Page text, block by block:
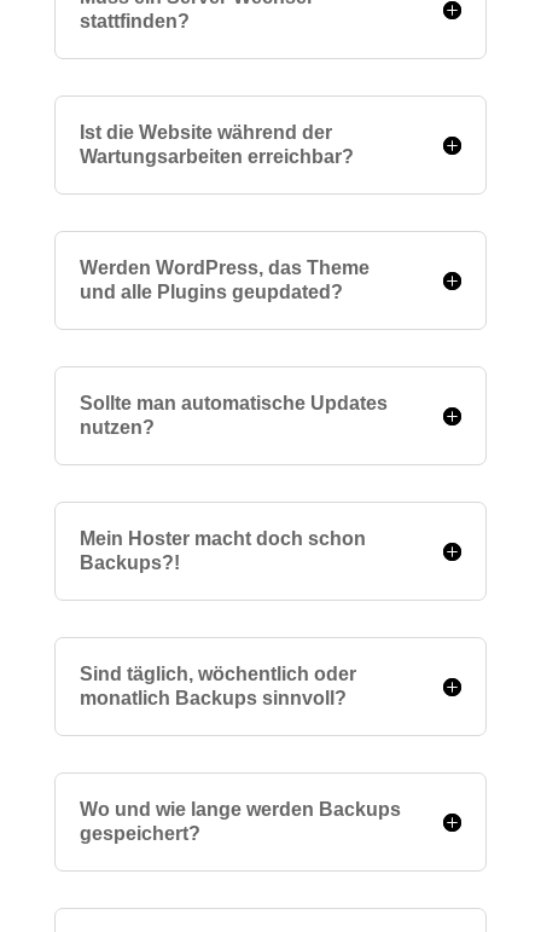
stattfinden?
Ist die Website während der
Wartungsarbeiten erreichbar?
Werden WordPress, das Theme
und alle Plugins geupdated?
Sollte man automatische Updates
nutzen?
Mein Hoster macht doch schon
Backups?!
Sind täglich, wöchentlich oder
monatlich Backups sinnvoll?
Wo und wie lange werden Backups
gespeichert?